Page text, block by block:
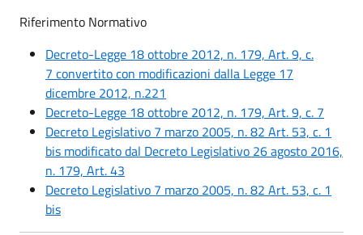
Riferimento Normativo
Decreto-Legge 18 ottobre 2012, n. 179, Art. 9, c.
7 convertito con modificazioni dalla Legge 17
dicembre 2012, n.221
Decreto-Legge 18 ottobre 2012, n. 179, Art. 9, c. 7
Decreto Legislativo 7 marzo 2005, n. 82 Art. 53, c. 1
bis modificato dal Decreto Legislativo 26 agosto 2016,
n. 179, Art. 43
Decreto Legislativo 7 marzo 2005, n. 82 Art. 53, c. 1
bis